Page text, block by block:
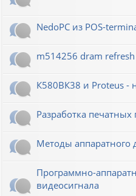
NedoPC из POS-
m514256 dram
К580ВК38 и Proteus -
Разработка печатных
Методы аппаратного
Программно-
видеосигнала